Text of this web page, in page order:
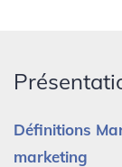
Définitions
marketing